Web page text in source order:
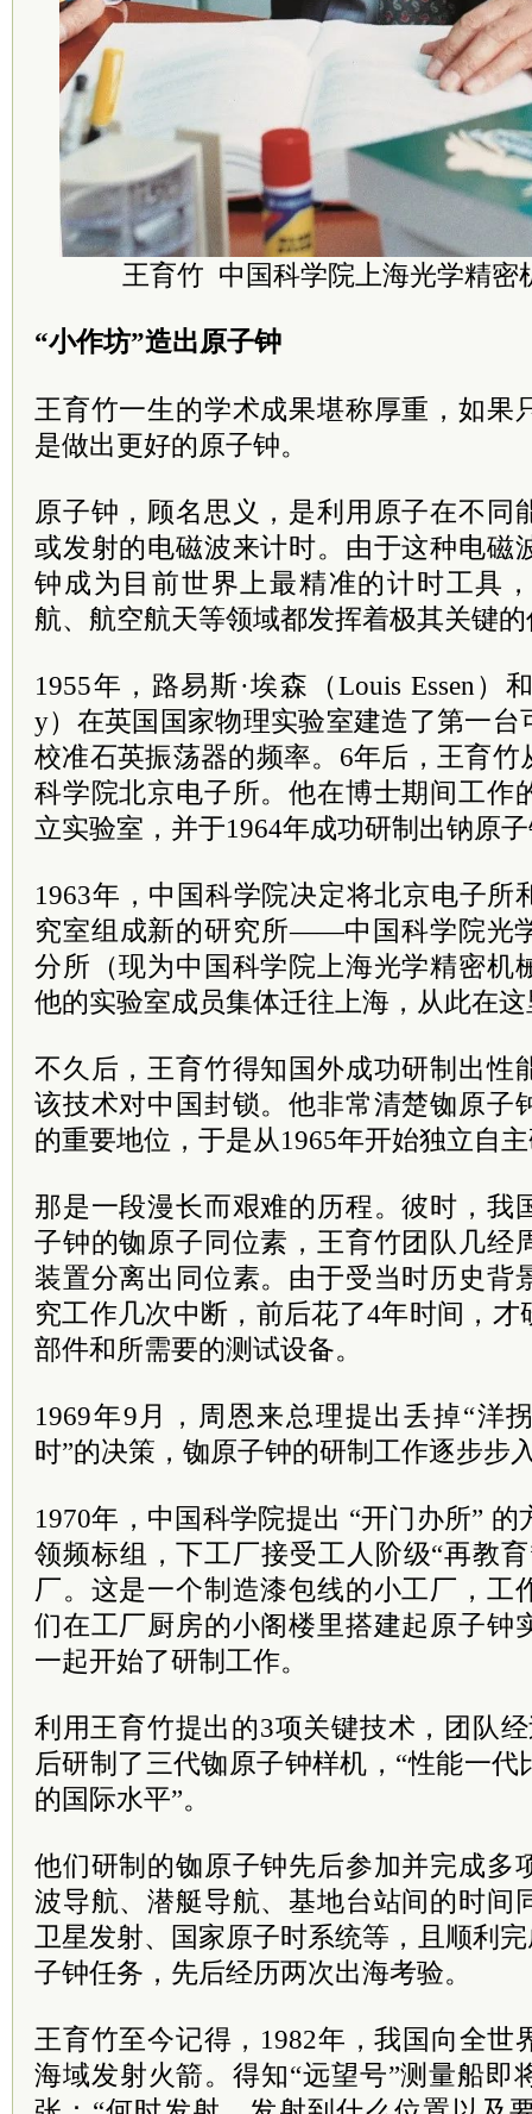
王育竹 中国科学院上海光学精密
“小作坊”造出原子钟
王育竹一生的学术成果堪称厚重，如果
是做出更好的原子钟。
原子钟，顾名思义，是利用原子在不同
或发射的电磁波来计时。由于这种电磁
钟成为目前世界上最精准的计时工具
航、航空航天等领域都发挥着极其关键
1955年，路易斯·埃森（Louis Essen）
y）在英国国家物理实验室建造了第一台
校准石英振荡器的频率。6年后，王育
科学院北京电子所。他在博士期间工作
立实验室，并于1964年成功研制出钠原
1963年，中国科学院决定将北京电子所
究室组成新的研究所——中国科学院光
分所（现为中国科学院上海光学精密机
他的实验室成员集体迁往上海，从此在
不久后，王育竹得知国外成功研制出性
该技术对中国封锁。他非常清楚铷原子
的重要地位，于是从1965年开始独立自
那是一段漫长而艰难的历程。彼时，我
子钟的铷原子同位素，王育竹团队几经
装置分离出同位素。由于受当时历史背
究工作几次中断，前后花了4年时间，
部件和所需要的测试设备。
1969年9月，周恩来总理提出丢掉“洋
时”的决策，铷原子钟的研制工作逐步步
1970年，中国科学院提出 “开门办所”
领频标组，下工厂接受工人阶级“再教
厂。这是一个制造漆包线的小工厂，工
们在工厂厨房的小阁楼里搭建起原子钟
一起开始了研制工作。
利用王育竹提出的3项关键技术，团队
后研制了三代铷原子钟样机，“性能一
的国际水平”。
他们研制的铷原子钟先后参加并完成多
波导航、潜艇导航、基地台站间的时间
卫星发射、国家原子时系统等，且顺利
子钟任务，先后经历两次出海考验。
王育竹至今记得，1982年，我国向全世
海域发射火箭。得知“远望号”测量船即